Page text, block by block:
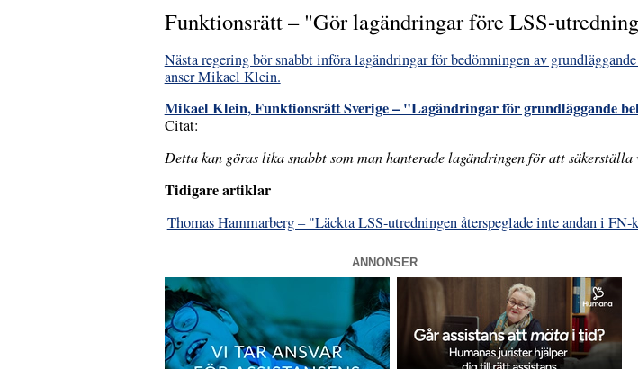
Funktionsrätt – "Gör lagändringar före LSS-
Nästa regering bör snabbt införa lagändringar för bedömningen av
anser Mikael Klein.
Mikael Klein, Funktionsrätt Sverige – "Lagändringar för grundläggande
Citat:
Detta kan göras lika snabbt som man hanterade lagändringen för att säkerställa
Tidigare artiklar
Thomas Hammarberg – "Läckta LSS-utredningen återspeglade inte andan i FN-
ANNONSER